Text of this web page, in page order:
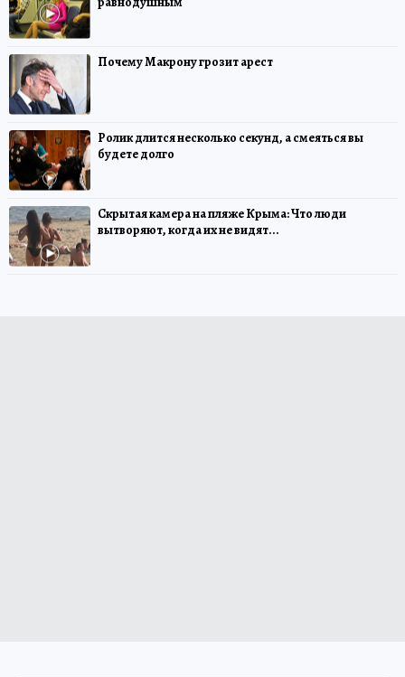
Почему Макрону грозит арест
Ролик длится несколько секунд, а смеяться вы
будете долго
Скрытая камера на пляже Крыма: Что люди
вытворяют, когда их не видят...